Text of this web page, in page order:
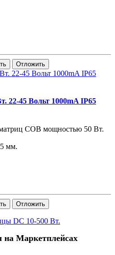
Отложить
22-45 Вольт 1000mA IP65
COB мощностью 50 Вт.
мм.
Отложить
DC 10-500 Вт.
Маркетплейсах